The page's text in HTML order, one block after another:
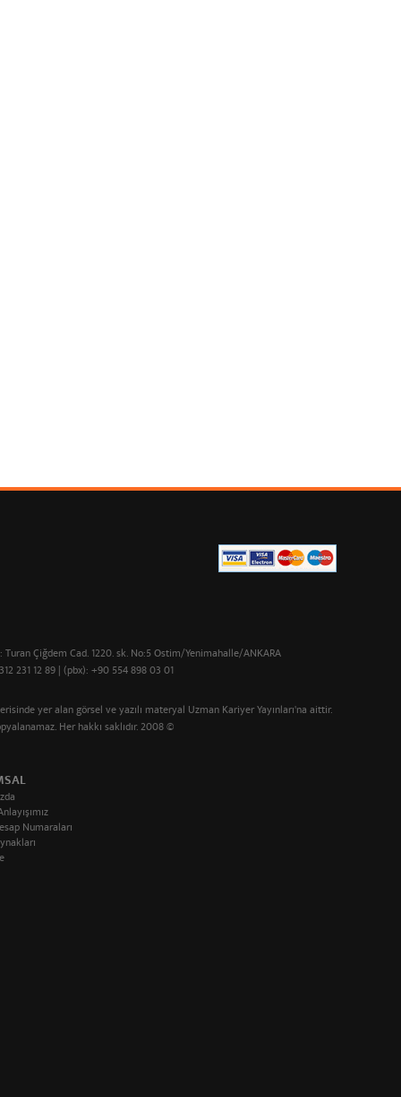
Turan Çiğdem Cad. 1220. sk. No:5 Ostim/Yenimahalle/ANKARA
231 12 89 | (pbx): +90 554 898 03 01
yer alan görsel ve yazılı materyal Uzman Kariyer Yayınları'na aittir.
Her hakkı saklıdır. 2008 ©
Numaraları